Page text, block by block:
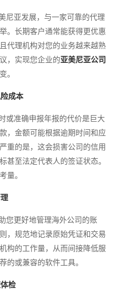
亚发展，与一家可靠的代理
。长期客户通常能获得更优惠
代理机构对您的业务越来越熟
，实现您企业的亚美尼亚公司
。
成本
准确申报年报的代价是巨大
，金额可能根据逾期时间和应
重的是，这会损害公司的信用
甚至法定代表人的签证状态。
量。
更好地管理海外公司的账
，规范地记录原始凭证和交易
构的工作量，从而间接降低服
的或兼容的软件工具。
检